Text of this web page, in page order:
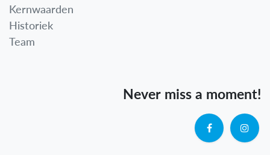
Kernwaarden
Historiek
Team
Never miss a moment!